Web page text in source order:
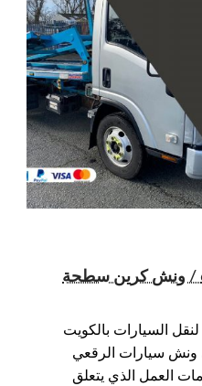
ونش الرقعي / 65557275 / ونش كرين سطحة
السيارات بالكويت
سيارات الرقعي
العمل الذي يتعلق